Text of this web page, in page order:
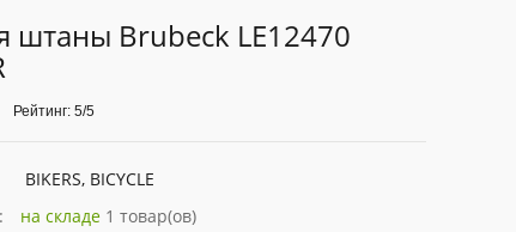
штаны Brubeck LE12470
Рейтинг: 5/5
BIKERS, BICYCLE
на складе 1 товар(ов)